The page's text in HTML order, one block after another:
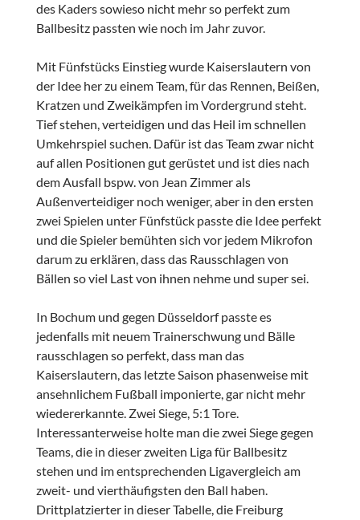
des Kaders sowieso nicht mehr so perfekt zum
Ballbesitz passten wie noch im Jahr zuvor.
Mit Fünfstücks Einstieg wurde Kaiserslautern von
der Idee her zu einem Team, für das Rennen, Beißen,
Kratzen und Zweikämpfen im Vordergrund steht.
Tief stehen, verteidigen und das Heil im schnellen
Umkehrspiel suchen. Dafür ist das Team zwar nicht
auf allen Positionen gut gerüstet und ist dies nach
dem Ausfall bspw. von Jean Zimmer als
Außenverteidiger noch weniger, aber in den ersten
zwei Spielen unter Fünfstück passte die Idee perfekt
und die Spieler bemühten sich vor jedem Mikrofon
darum zu erklären, dass das Rausschlagen von
Bällen so viel Last von ihnen nehme und super sei.
In Bochum und gegen Düsseldorf passte es
jedenfalls mit neuem Trainerschwung und Bälle
rausschlagen so perfekt, dass man das
Kaiserslautern, das letzte Saison phasenweise mit
ansehnlichem Fußball imponierte, gar nicht mehr
wiedererkannte. Zwei Siege, 5:1 Tore.
Interessanterweise holte man die zwei Siege gegen
Teams, die in dieser zweiten Liga für Ballbesitz
stehen und im entsprechenden Ligavergleich am
zweit- und vierthäufigsten den Ball haben.
Drittplatzierter in dieser Tabelle, die Freiburg